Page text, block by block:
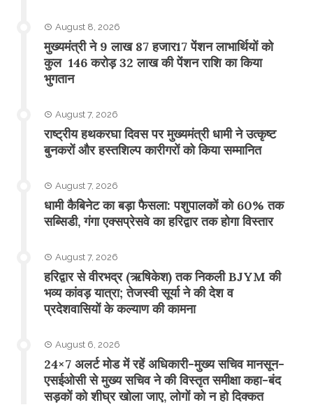
August 8, 2026
मुख्यमंत्री ने 9 लाख 87 हजार17 पेंशन लाभार्थियों को
कुल 146 करोड़ 32 लाख की पेंशन राशि का किया
भुगतान
August 7, 2026
राष्ट्रीय हथकरघा दिवस पर मुख्यमंत्री धामी ने उत्कृष्ट
बुनकरों और हस्तशिल्प कारीगरों को किया सम्मानित
August 7, 2026
​धामी कैबिनेट का बड़ा फैसला: पशुपालकों को 60% तक
सब्सिडी, गंगा एक्सप्रेसवे का हरिद्वार तक होगा विस्तार
August 7, 2026
​हरिद्वार से वीरभद्र (ऋषिकेश) तक निकली BJYM की
भव्य कांवड़ यात्रा; तेजस्वी सूर्या ने की देश व
प्रदेशवासियों के कल्याण की कामना
August 6, 2026
24×7 अलर्ट मोड में रहें अधिकारी-मुख्य सचिव मानसून-
एसईओसी से मुख्य सचिव ने की विस्तृत समीक्षा कहा-बंद
सड़कों को शीघ्र खोला जाए, लोगों को न हो दिक्कत